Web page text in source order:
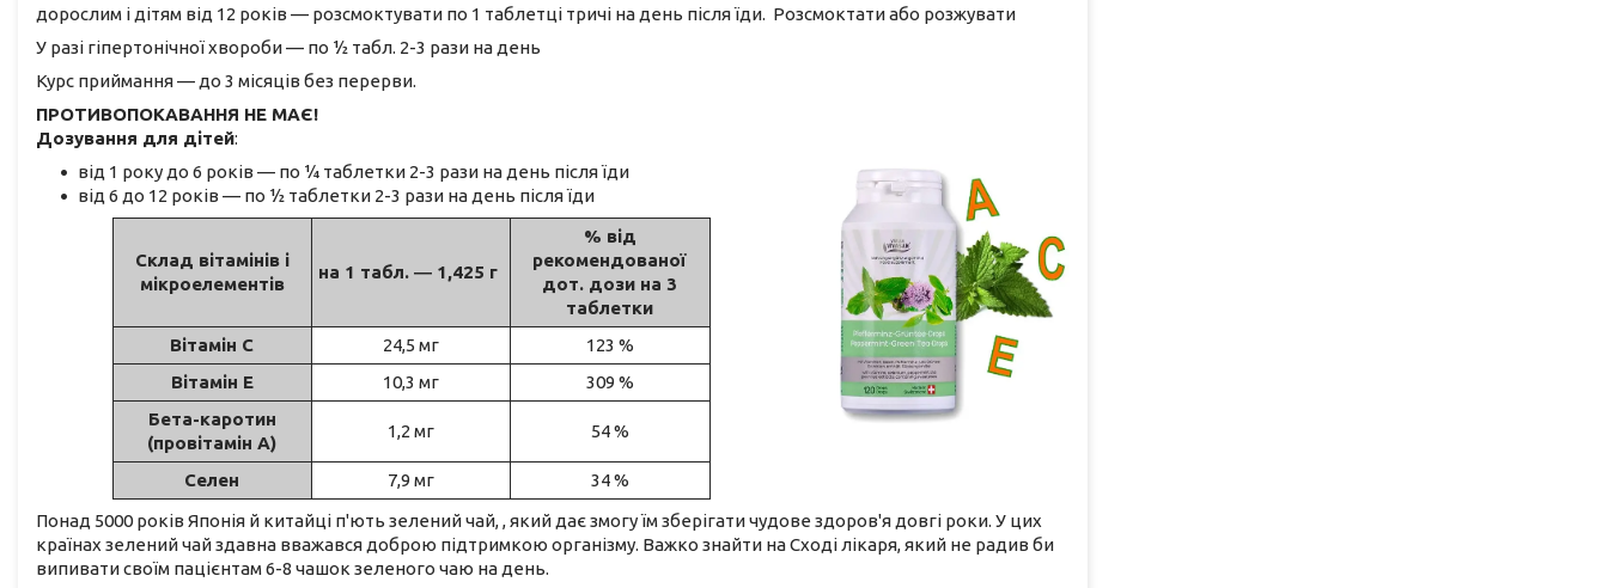
дорослим і дітям від 12 років — розсмоктувати по 1 таблетці тричі на день після їди. Розсмоктати або розжувати
У разі гіпертонічної хвороби — по 1⁄2 табл. 2-3 рази на день
Курс приймання — до 3 місяців без перерви.
ПРОТИВОПОКАВАННЯ НЕ МАЄ!
Дозування для дітей:
від 1 року до 6 років — по ¼ таблетки 2-3 рази на день після їди
від 6 до 12 років — по ½ таблетки 2-3 рази на день після їди
Склад вітамінів і
мікроелементів
на 1 табл. ― 1,425 г
% від
рекомендованої
дот. дози на 3
таблетки
Вітамін С
24,5 мг
123 %
Вітамін Е
10,3 мг
309 %
Бета-каротин
(провітамін А)
1,2 мг 54 %
Селен 7,9 мг
34 %
Понад 5000 років Японія й китайці п'ють зелений чай, , який дає змогу їм зберігати чудове здоров'я довгі роки. У цих
країнах зелений чай здавна вважався доброю підтримкою організму. Важко знайти на Сході лікаря, який не радив би
випивати своїм пацієнтам 6-8 чашок зеленого чаю на день.